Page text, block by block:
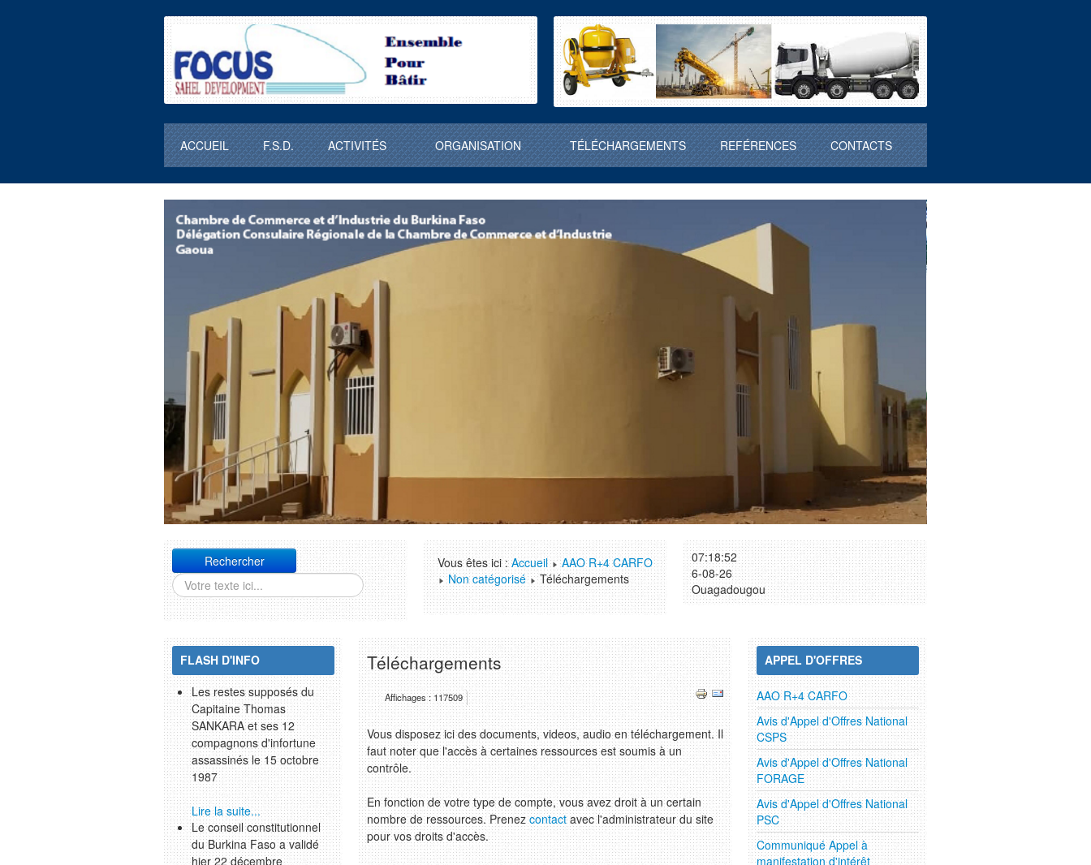
ACCUEIL F.S.D. ACTIVITÉS ORGANISATION TÉLÉCHARGEMENTS REFÉRENCES CONTACTS
Rechercher Vous êtes ici :Accueil
AAO R+4 CARFO
Non catégorisé
Téléchargements
07:18:53
6-08-26
Ouagadougou
FLASH D'INFO
Les restes supposés du
Capitaine Thomas
SANKARA et ses 12
compagnons d'infortune
assassinés le 15 octobre
1987
Lire la suite...
Le conseil constitutionnel
du Burkina Faso a validé
hier 22 décembre
Téléchargements
Affichages : 117509
Vous disposez ici des documents, videos, audio en téléchargement. Il
faut noter que l'accès à certaines ressources est soumis à un
contrôle.
En fonction de votre type de compte, vous avez droit à un certain
nombre de ressources. Prenezcontactavec l'administrateur du site
pour vos droits d'accès.
APPEL D'OFFRES
AAO R+4 CARFO
Avis d'Appel d'Offres National
CSPS
Avis d'Appel d'Offres National
FORAGE
Avis d'Appel d'Offres National
PSC
Communiqué Appel à
manifestation d'intérêt